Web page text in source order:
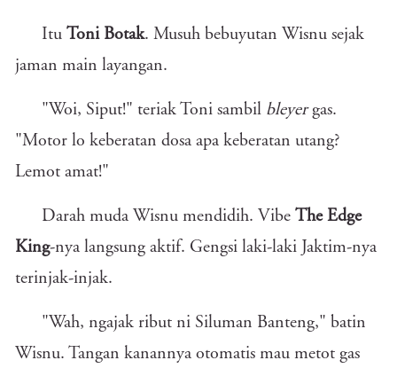
Itu Toni Botak. Musuh bebuyutan Wisnu sejak
jaman main layangan.
"Woi, Siput!" teriak Toni sambil bleyergas.
"Motor lo keberatan dosa apa keberatan utang?
Lemot amat!"
Darah muda Wisnu mendidih. Vibe The Edge
King-nya langsung aktif. Gengsi laki-laki Jaktim-nya
terinjak-injak.
"Wah, ngajak ribut ni Siluman Banteng," batin
Wisnu. Tangan kanannya otomatis mau metot gas